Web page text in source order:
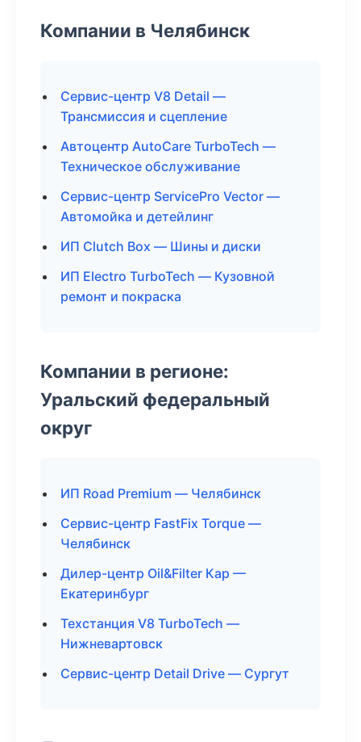
Компании в Челябинск
Сервис-центр V8 Detail —
Трансмиссия и сцепление
Автоцентр AutoCare TurboTech —
Техническое обслуживание
Сервис-центр ServicePro Vector —
Автомойка и детейлинг
ИП Clutch Box — Шины и диски
ИП Electro TurboTech — Кузовной
ремонт и покраска
Компании в регионе:
Уральский федеральный
округ
ИП Road Premium — Челябинск
Сервис-центр FastFix Torque —
Челябинск
Дилер-центр Oil&Filter Кар —
Екатеринбург
Техстанция V8 TurboTech —
Нижневартовск
Сервис-центр Detail Drive — Сургут